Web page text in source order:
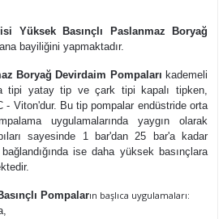
Yüksek Basınçlı Paslanmaz Boryağ
bayiliğini yapmaktadır.
Boryağ Devirdaim Pompaları kademeli
tipi yatay tip ve çark tipi kapalı tipken,
Viton'dur. Bu tip pompalar endüstride orta
uygulamalarında yaygın olarak
sayesinde 1 bar'dan 25 bar'a kadar
ise daha yüksek basınçlara
Pompaların başlıca uygulamaları: